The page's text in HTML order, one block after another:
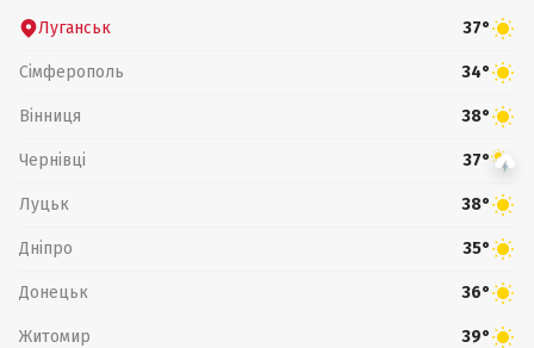
Луганськ 37°
Сімферополь 34°
Вінниця 38°
Чернівці 37°
Луцьк 38°
Дніпро 35°
Донецьк 36°
Житомир 39°